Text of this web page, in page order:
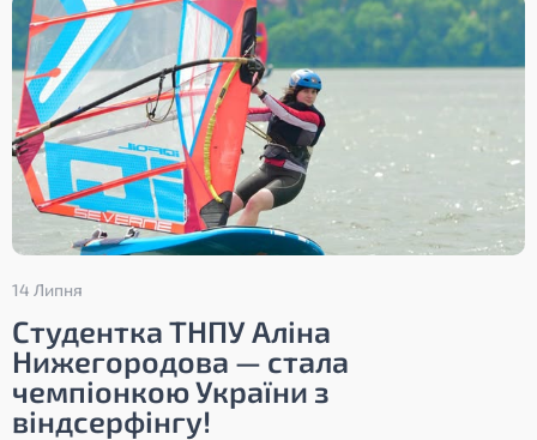
14 Липня
Студентка ТНПУ Аліна
Нижегородова — стала
чемпіонкою України з
віндсерфінгу!